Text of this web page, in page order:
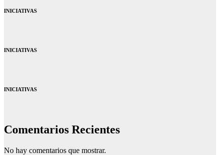
INICIATIVAS
INICIATIVAS
INICIATIVAS
Comentarios Recientes
No hay comentarios que mostrar.